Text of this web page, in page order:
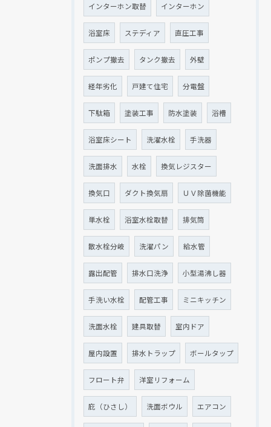
インターホン取替 インターホン
浴室床 ステディア 直圧工事
ポンプ撤去 タンク撤去 外壁
経年劣化 戸建て住宅 分電盤
下駄箱 塗装工事 防水塗装 浴槽
浴室床シート 洗濯水栓 手洗器
洗面排水 水栓 換気レジスター
換気口 ダクト換気扇 ＵＶ除菌機能
単水栓 浴室水栓取替 排気筒
散水栓分岐 洗濯パン 給水管
露出配管 排水口洗浄 小型湯沸し器
手洗い水栓 配管工事 ミニキッチン
洗面水栓 建具取替 室内ドア
屋内設置 排水トラップ ボールタップ
フロート弁 洋室リフォーム
庇（ひさし） 洗面ボウル エアコン